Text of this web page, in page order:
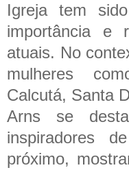
Igreja tem
importância e
atuais. No
mulheres
Calcutá, Santa
Arns se
inspiradores
próximo,